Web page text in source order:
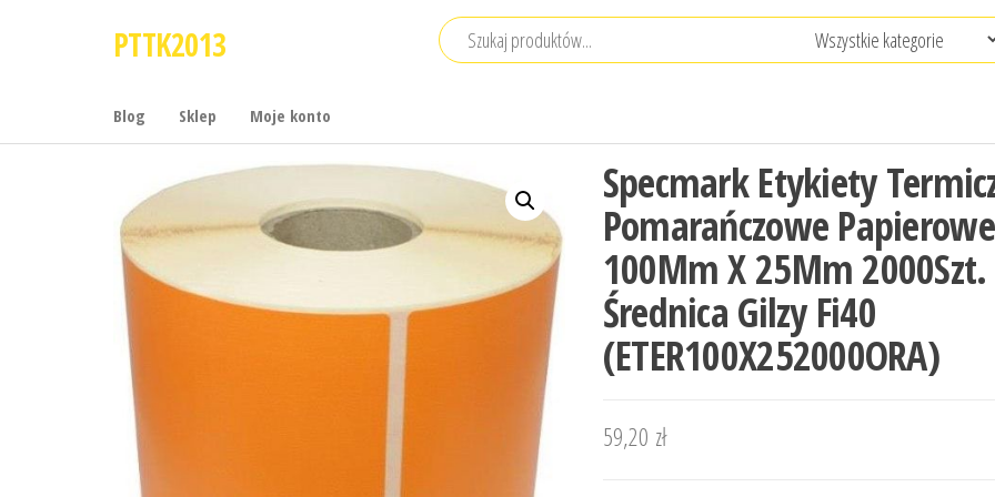
PTTK2013
Blog Sklep Moje konto
Specmark Etykiety
Pomarańczowe Papierowe
100Mm X 25Mm 2000Szt.
Średnica Gilzy Fi40
(ETER100X252000ORA)
59,20 zł